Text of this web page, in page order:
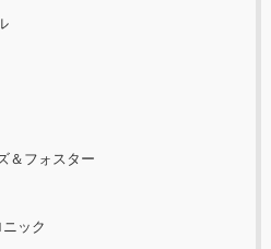
ズ＆フォスター
ニック